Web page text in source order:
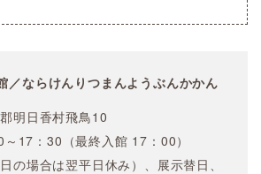
／ならけんりつまんようぶんかかん
明日香村飛鳥10
17：30（最終入館 17：00）
の場合は翌平日休み）、展示替日、